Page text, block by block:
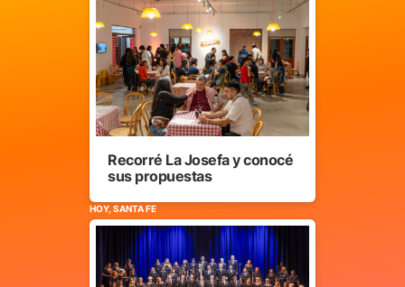
Recorré La Josefa y conocé
sus propuestas
HOY, SANTA FE